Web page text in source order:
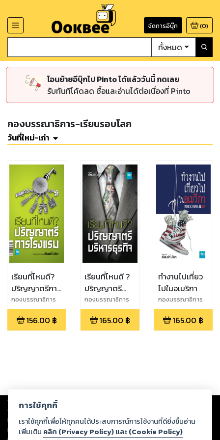
จัดการอีบุ๊ก (0)
ทั้งหมด
โอนย้ายอีบุ๊กไป Pinto ได้แล้ววันนี้ กดเลย
รับทันทีโค้ดลด ซื้อและอ่านได้ต่อเนื่องที่ Pinto
กองบรรณาธิการ-เรียนรอบโลก
วันที่ใหม่-เก่า
เรียนที่ไหนดี?
ปริญญาตรีการ
โรงแรม
กองบรรณาธิการ
เรียนรอบโลก
156.00 ฿
เรียนที่ไหนดี ?
ปริญญาตรี
บริหารธุรกิจ
กองบรรณาธิการ
เรียนรอบโลก
165.00 ฿
ทำงานไปเที่ยว
ไปในอเมริกา
กองบรรณาธิการ
เรียนรอบโลก
165.00 ฿
Copyright © 2026
ต่อผลงานหรือเนื้อหาใดที่อัปโหลดผ่านเว็บไซต์และปรากฏว่าละเมิดสิทธิใน
ทรัพย์สินทางปัญญาของบุคคลอื่นหรือขัดต่อกฎหมายและศีลธรรม ดังนั้น ผู้อ่าน
ทุกท่านโปรดใช้วิจารณญาณในการกลั่นกรองด้วยตนเอง และหากท่านพบว่าส่วน
การใช้คุกกี้
เราใช้คุกกี้เพื่อให้ทุกคนได้ประสบการณ์การใช้งานที่ดียิ่งขึ้นอ่าน
เพิ่มเติม คลิก (Privacy Policy) และ (Cookie Policy)